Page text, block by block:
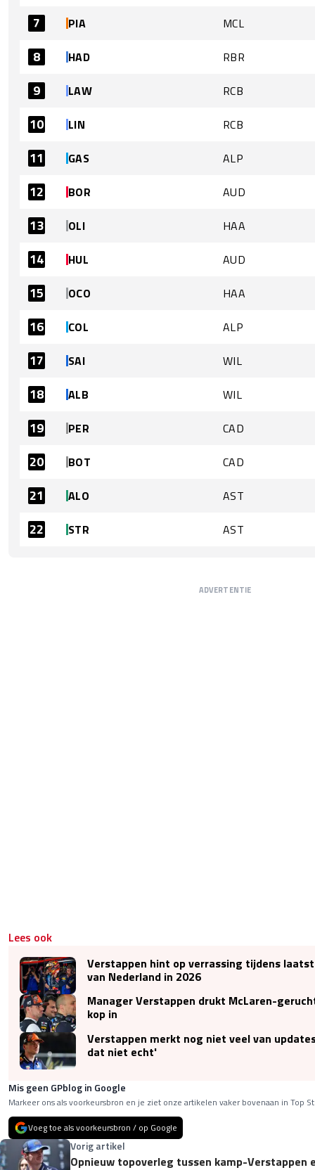
7 PIA MCL
8 HAD RBR
9 LAW RCB
10 LIN RCB
11 GAS ALP
12 BOR AUD
13 OLI HAA
14 HUL AUD
15 OCO HAA
16 COL ALP
17 SAI WIL
18 ALB WIL
19 PER CAD
20 BOT CAD
21 ALO AST
22 STR AST
ADVERTENTIE
Lees ook
Verstappen hint op verrassing tijdens
van Nederland in 2026
Manager Verstappen drukt McLaren-
kop in
Verstappen merkt nog niet veel van
dat niet echt'
Mis geen GPblog in Google
Markeer ons als voorkeursbron en je ziet onze artikelen vaker bovenaan in Top
Voeg toe als voorkeursbron / op Google
Vorig artikel
Opnieuw topoverleg tussen kamp-Verstappen